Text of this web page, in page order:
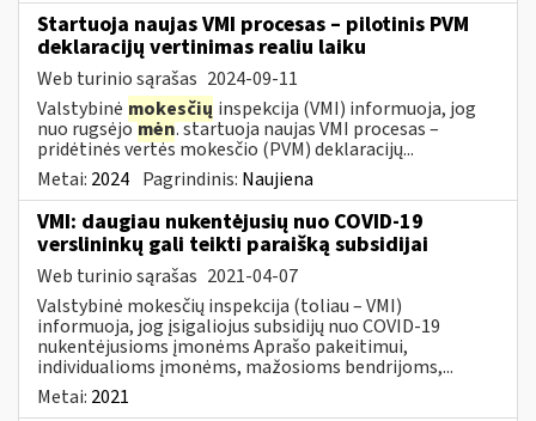
Startuoja naujas VMI procesas – pilotinis PVM
deklaracijų vertinimas realiu laiku
Web turinio sąrašas 2024-09-11
Valstybinė mokesčių inspekcija (VMI) informuoja, jog
nuo rugsėjomėn. startuoja naujas VMI procesas –
pridėtinės vertės mokesčio (PVM) deklaracijų...
Metai: 2024 Pagrindinis: Naujiena
VMI: daugiau nukentėjusių nuo COVID-19
verslininkų gali teikti paraišką subsidijai
Web turinio sąrašas 2021-04-07
Valstybinė mokesčių inspekcija (toliau – VMI)
informuoja, jog įsigaliojus subsidijų nuo COVID-19
nukentėjusioms įmonėms Aprašo pakeitimui,
individualioms įmonėms, mažosioms bendrijoms,...
Metai: 2021